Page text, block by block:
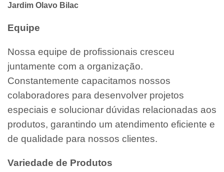
Jardim Olavo Bilac
Equipe
Nossa equipe de profissionais cresceu
juntamente com a organização.
Constantemente capacitamos nossos
colaboradores para desenvolver projetos
especiais e solucionar dúvidas relacionadas aos
produtos, garantindo um atendimento eficiente e
de qualidade para nossos clientes.
Variedade de Produtos